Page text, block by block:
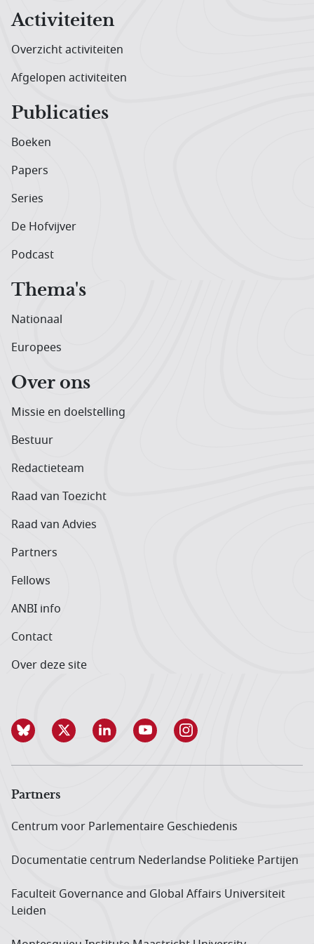
Activiteiten
Overzicht activiteiten
Afgelopen activiteiten
Publicaties
Boeken
Papers
Series
De Hofvijver
Podcast
Thema's
Nationaal
Europees
Over ons
Missie en doelstelling
Bestuur
Redactieteam
Raad van Toezicht
Raad van Advies
Partners
Fellows
ANBI info
Contact
Over deze site
Partners
Centrum voor Parlementaire Geschiedenis
Documentatie centrum Neder­landse Politieke Partijen
Faculteit Governance and Global Affairs Universiteit
Leiden